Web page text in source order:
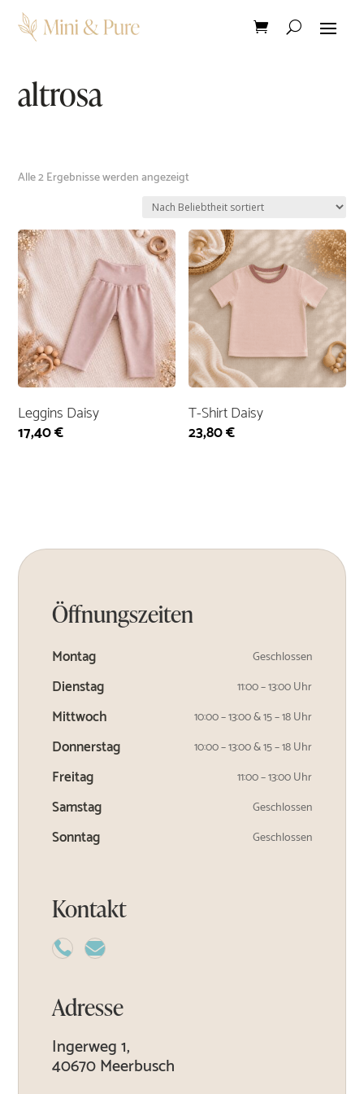
altrosa
Alle 2 Ergebnisse werden angezeigt
sortiert
Leggins Daisy
17,40€
T-Shirt Daisy
23,80€
Öffnungszeiten
Montag Geschlossen
Dienstag 11:00 – 13:00 Uhr
Mittwoch 10:00 – 13:00 & 15 – 18 Uhr
Donnerstag 10:00 – 13:00 & 15 – 18 Uhr
Freitag 11:00 – 13:00 Uhr
Samstag Geschlossen
Sonntag Geschlossen
Kontakt
 
Adresse
Ingerweg 1,
40670 Meerbusch